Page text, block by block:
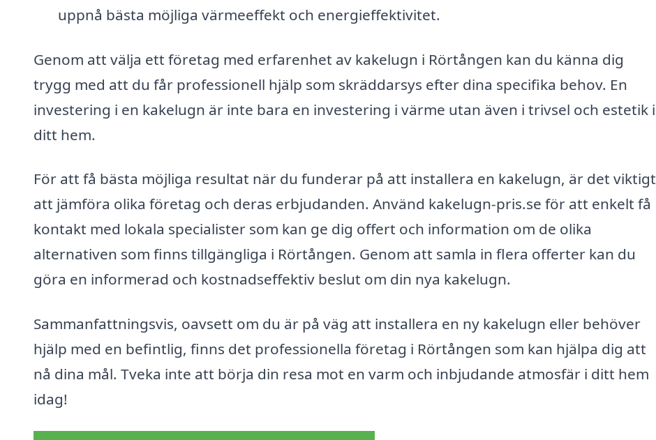
uppnå bästa möjliga värmeeffekt och energieffektivitet.
Genom att välja ett företag med erfarenhet av kakelugn i Rörtången kan du känna dig
trygg med att du får professionell hjälp som skräddarsys efter dina specifika behov. En
investering i en kakelugn är inte bara en investering i värme utan även i trivsel och estetik i
ditt hem.
För att få bästa möjliga resultat när du funderar på att installera en kakelugn, är det viktigt
att jämföra olika företag och deras erbjudanden. Använd kakelugn-pris.se för att enkelt få
kontakt med lokala specialister som kan ge dig offert och information om de olika
alternativen som finns tillgängliga i Rörtången. Genom att samla in flera offerter kan du
göra en informerad och kostnadseffektiv beslut om din nya kakelugn.
Sammanfattningsvis, oavsett om du är på väg att installera en ny kakelugn eller behöver
hjälp med en befintlig, finns det professionella företag i Rörtången som kan hjälpa dig att
nå dina mål. Tveka inte att börja din resa mot en varm och inbjudande atmosfär i ditt hem
idag!